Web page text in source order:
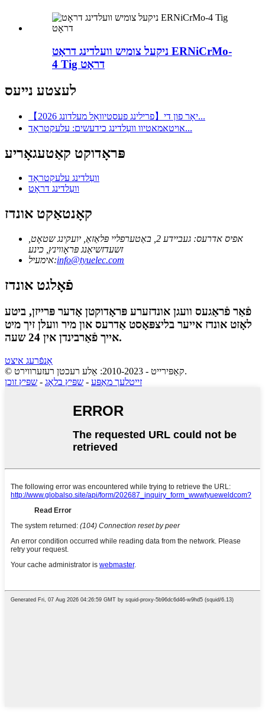
ניקעל צומיש וועלדינג דראָט ERNiCrMo-
4 Tig דראָט
לעצטע נייעס
【2026 פרילינג פעסטיוואַל מעלדונג】יאָר פון די...
אויטאמאטיוו וועַלדינג כידעשים: עלעקטראָד...
פּראָדוקט קאַטעגאָריע
וועַלדינג עלעקטראָד
וועַלדינג דראָט
קאָנטאַקט אונדז
אפיס אדרעס: געביידע 2, באַטערפליי פּלאַזאַ, יועקינג שטאָט,
זשעדזשיאַנג פּראָווינץ, כינע
אימעיל:info@tyuelec.com
פֿאָלגט אונדז
פֿאַר פֿראַגעס וועגן אונדזערע פּראָדוקטן אָדער פּרייזן, ביטע
לאָזט אונדז אייער בליצפּאָסט אַדרעס און מיר וועלן זיך מיט
אייך פֿאַרבינדן אין 24 שעה.
אָנפֿרעג איצט
© קאַפּירייט - 2010-2023: אַלע רעכטן רעזערווירט.
זייטלעך מאַפּע - שפּיץ בלאָג - שפּיץ זוכן